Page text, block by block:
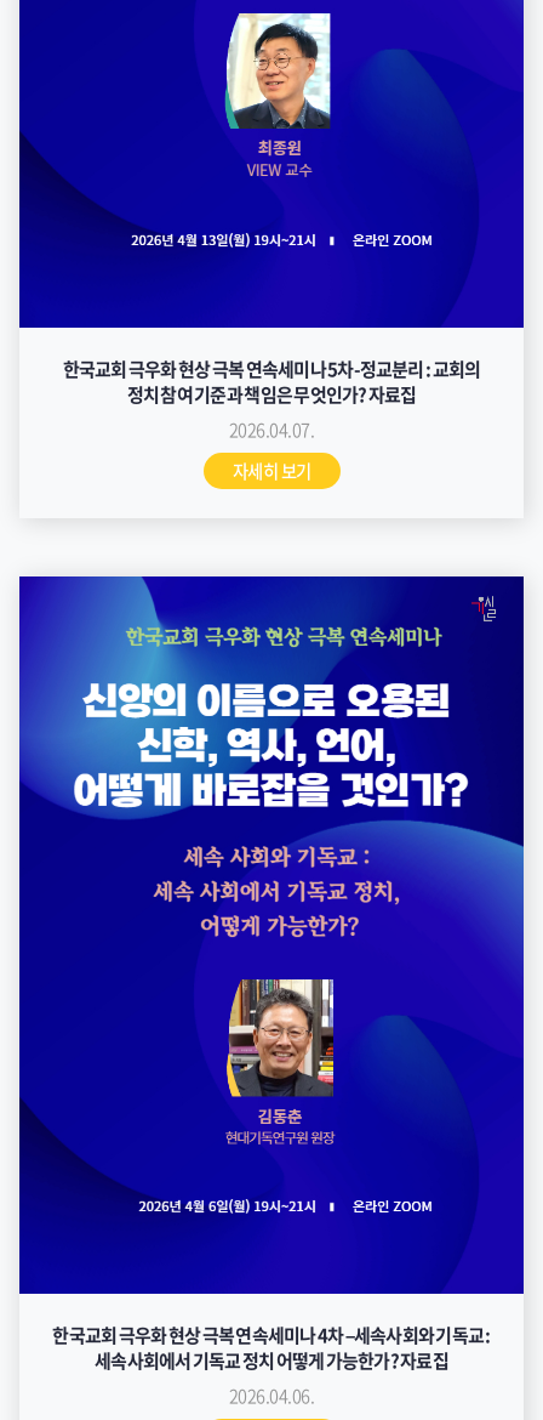
한국교회 극우화 현상 극복 연속세미나 5차-정교분리 : 교회의
정치 참여 기준과 책임은 무엇인가? 자료집
2026.04.07.
자세히 보기
한국교회 극우화 현상 극복 연속세미나 4차 –세속사회와 기독교 :
세속사회에서 기독교 정치 어떻게 가능한가? 자료집
2026.04.06.